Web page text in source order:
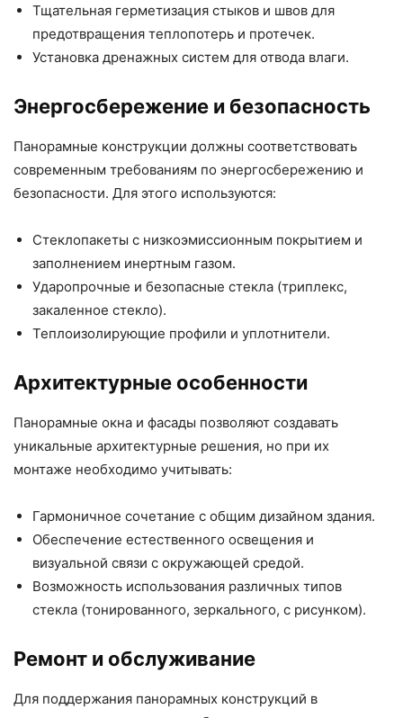
Тщательная герметизация стыков и швов для
предотвращения теплопотерь и протечек.
Установка дренажных систем для отвода влаги.
Энергосбережение и безопасность
Панорамные конструкции должны соответствовать
современным требованиям по энергосбережению и
безопасности. Для этого используются:
Стеклопакеты с низкоэмиссионным покрытием и
заполнением инертным газом.
Ударопрочные и безопасные стекла (триплекс,
закаленное стекло).
Теплоизолирующие профили и уплотнители.
Архитектурные особенности
Панорамные окна и фасады позволяют создавать
уникальные архитектурные решения, но при их
монтаже необходимо учитывать:
Гармоничное сочетание с общим дизайном здания.
Обеспечение естественного освещения и
визуальной связи с окружающей средой.
Возможность использования различных типов
стекла (тонированного, зеркального, с рисунком).
Ремонт и обслуживание
Для поддержания панорамных конструкций в